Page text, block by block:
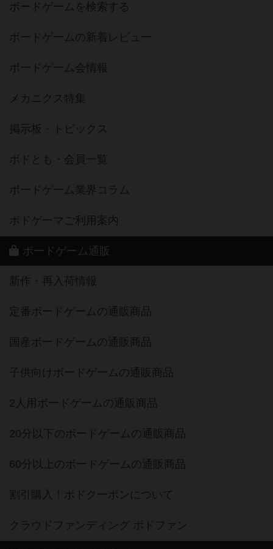
ボードゲームを検索する
ボードゲームの新着レビュー
ボードゲーム会情報
メカニクス特集
掲示板・トピックス
ボドとも・会員一覧
ボードゲーム業界コラム
ボドゲーマご利用案内
ボードゲーム通販
新作・再入荷情報
定番ボードゲームの通販商品
国産ボードゲームの通販商品
子供向けボードゲームの通販商品
2人用ボードゲームの通販商品
20分以下のボードゲームの通販商品
60分以上のボードゲームの通販商品
割引購入！ボドクーポンについて
クラウドファンディング ボドファン